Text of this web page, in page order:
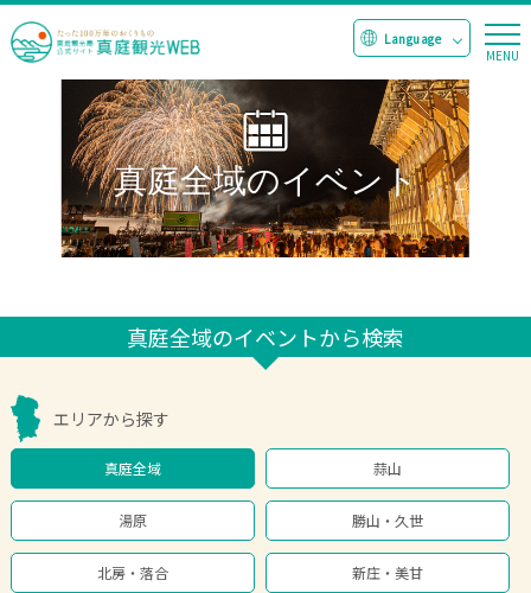
真庭全域のイベント
真庭全域のイベントから検索
エリアから探す
真庭全域 蒜山
湯原 勝山・久世
北房・落合 新庄・美甘